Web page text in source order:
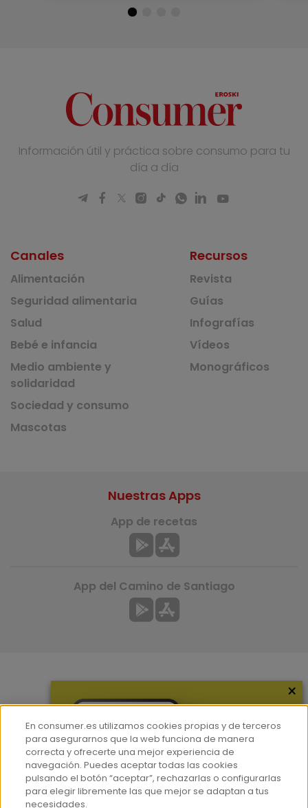
Información útil y práctica sobre consumo para tu
día a día
Canales
Alimentación
Seguridad alimentaria
Salud
Bebé e infancia
Medio ambiente y
solidaridad
Sociedad y consumo
Mascotas
Recursos
Revista
Guías
Infografías
Vídeos
Monográficos
Hemeroteca
Contacto
Prensa
Corpus Lingüístico Consumer
Nuestras Apps
App de recetas
App del Camino de Santiago
×
En consumer.es utilizamos cookies propias y de terceros
para asegurarnos que la web funciona de manera
correcta y ofrecerte una mejor experiencia de
navegación. Puedes aceptar todas las cookies
pulsando el botón “aceptar”, rechazarlas o configurarlas
para elegir libremente las que mejor se adaptan a tus
necesidades.